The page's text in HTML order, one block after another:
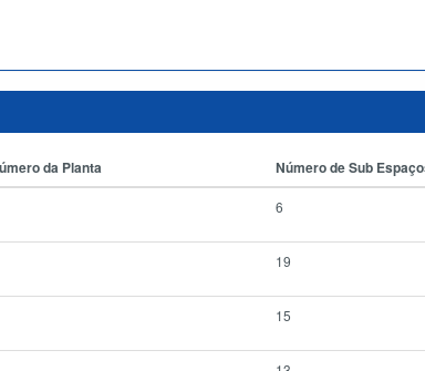
da Planta Número de Sub
6
19
15